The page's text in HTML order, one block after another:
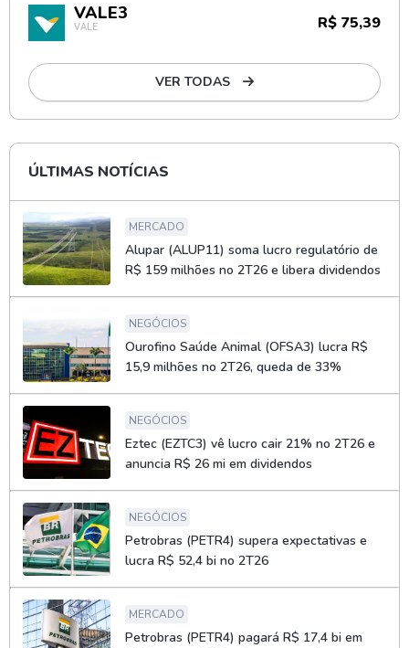
VALE3
VALE R$ 75,39
VER TODAS
ÚLTIMAS NOTÍCIAS
MERCADO
Alupar (ALUP11) soma lucro regulatório de
R$ 159 milhões no 2T26 e libera dividendos
NEGÓCIOS
Ourofino Saúde Animal (OFSA3) lucra R$
15,9 milhões no 2T26, queda de 33%
NEGÓCIOS
Eztec (EZTC3) vê lucro cair 21% no 2T26 e
anuncia R$ 26 mi em dividendos
NEGÓCIOS
Petrobras (PETR4) supera expectativas e
lucra R$ 52,4 bi no 2T26
MERCADO
Petrobras (PETR4) pagará R$ 17,4 bi em